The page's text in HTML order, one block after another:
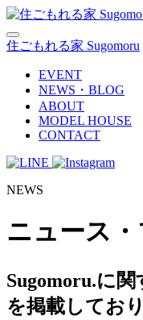
住ごもれる家 Sugomoru
EVENT
NEWS・BLOG
ABOUT
MODEL HOUSE
CONTACT
NEWS
ニュース
Sugomoru.に
を掲載してお